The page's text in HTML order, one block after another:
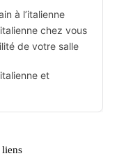
à l’italienne
chez vous
de votre salle
et
liens